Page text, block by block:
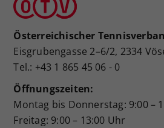
Österreichischer
Eisgrubengasse 2–6/2, 2334
Tel.: +43 1 865 45 06 - 0
Öffnungszeiten:
Montag bis Donnerstag: 9:00 –
Freitag: 9:00 – 13:00 Uhr